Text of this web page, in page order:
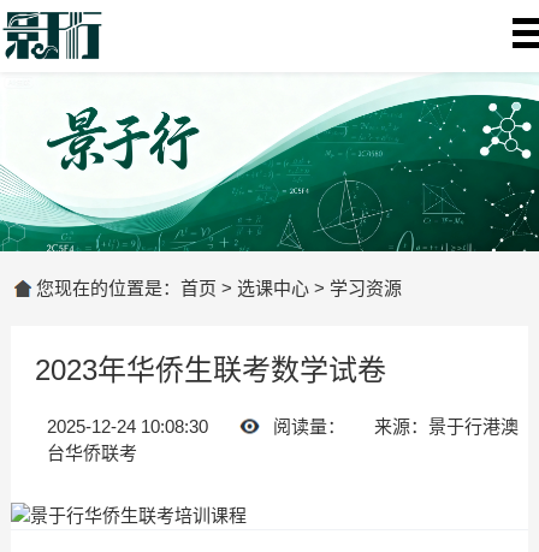
您现在的位置是： 首页 > 选课中心 > 学习资源
2023年华侨生联考数学试卷
2025-12-24 10:08:30 阅读量：
来源：景于行港澳
台华侨联考